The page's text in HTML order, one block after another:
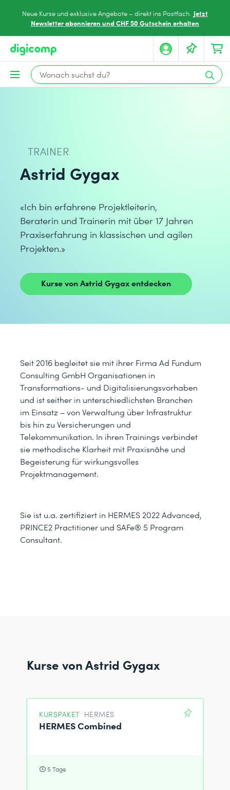
Neue Kurse und exklusive Angebote – direkt ins Postfach. Jetzt
Newsletter abonnieren und CHF 50 Gutschein erhalten
TRAINER
Astrid Gygax
«Ich bin erfahrene Projektleiterin,
Beraterin und Trainerin mit über 17 Jahren
Praxiserfahrung in klassischen und agilen
Projekten.»
Kurse von Astrid Gygax entdecken
Seit 2016 begleitet sie mit ihrer Firma Ad Fundum
Consulting GmbH Organisationen in
Transformations- und Digitalisierungsvorhaben
und ist seither in unterschiedlichsten Branchen
im Einsatz – von Verwaltung über Infrastruktur
bis hin zu Versicherungen und
Telekommunikation. In ihren Trainings verbindet
sie methodische Klarheit mit Praxisnähe und
Begeisterung für wirkungsvolles
Projektmanagement.
Sie ist u.a. zertifiziert in HERMES 2022 Advanced,
PRINCE2 Practitioner und SAFe® 5 Program
Consultant.
Kurse von Astrid Gygax
KURSPAKET HERMES
HERMES Combined
5 Tage